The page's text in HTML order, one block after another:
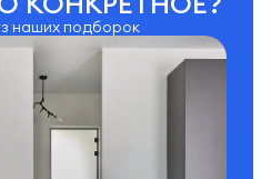
наших подборок